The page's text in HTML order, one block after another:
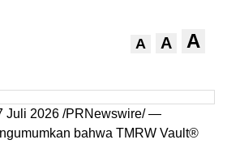
A A A
Juli 2026 /PRNewswire/ —
bahwa TMRW Vault®